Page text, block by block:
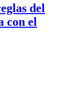
del
con el